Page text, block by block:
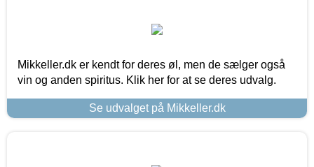
Mikkeller.dk er kendt for deres øl, men de sælger også
vin og anden spiritus. Klik her for at se deres udvalg.
Se udvalget på Mikkeller.dk